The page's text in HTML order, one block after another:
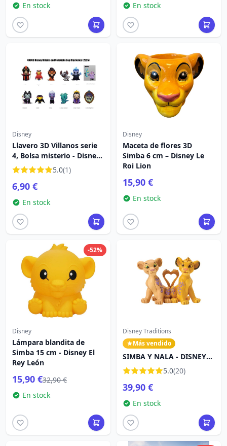
En stock
En stock
Disney
Llavero 3D Villanos serie
4, Bolsa misterio - Disney
Villains
5.0(1)
6,90 €
En stock
Disney
Maceta de flores 3D
Simba 6 cm – Disney Le
Roi Lion
15,90 €
En stock
-52%
Disney
Lámpara blandita de
Simba 15 cm - Disney El
Rey León
15,90 €32,90 €
En stock
Disney Traditions
Más vendido
SIMBA Y NALA - DISNEY
TRADITIONS5.0(20)
39,90 €
En stock